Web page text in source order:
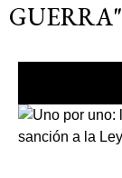
GUERRA"